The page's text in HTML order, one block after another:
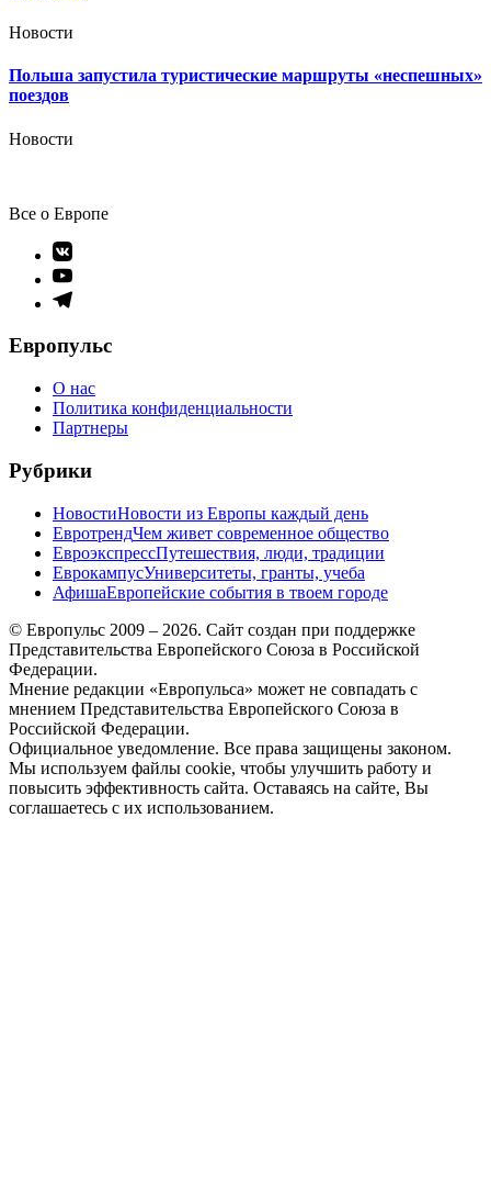
Новости
Польша запустила туристические маршруты «неспешных»
поездов
Новости
Все о Европе
Элемент
меню
Элемент
меню
Элемент
Европульс
О нас
Политика конфиденциальности
Партнеры
Рубрики
НовостиНовости из Европы каждый день
ЕвротрендЧем живет современное общество
ЕвроэкспрессПутешествия, люди, традиции
ЕврокампусУниверситеты, гранты, учеба
АфишаЕвропейские события в твоем городе
© Европульс 2009 – 2026. Сайт создан при поддержке
Представительства Европейского Союза в Российской
Федерации.
Мнение редакции «Европульса» может не совпадать с
мнением Представительства Европейского Союза в
Российской Федерации.
Официальное уведомление. Все права защищены законом.
Мы используем файлы cookie, чтобы улучшить работу и
повысить эффективность сайта. Оставаясь на сайте, Вы
соглашаетесь с их использованием.